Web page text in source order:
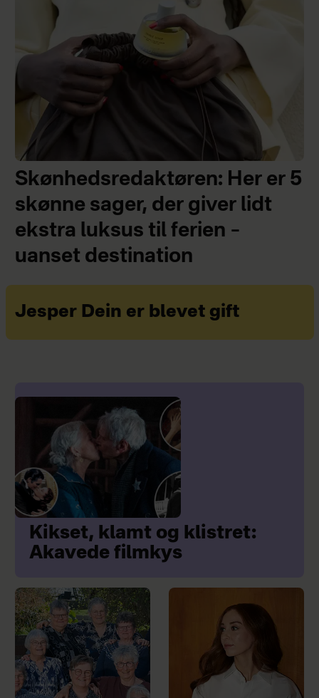
Skønhedsredaktøren: Her er 5
skønne sager, der giver lidt
ekstra luksus til ferien –
uanset destination
Jesper Dein er blevet gift
Kikset, klamt og klistret:
Akavede filmkys